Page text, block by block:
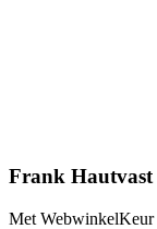
Frank Hautvast
Met WebwinkelKeur